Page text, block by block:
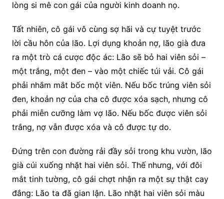
lòng si mê con gái của người kinh doanh nọ.
Tất nhiên, cô gái vô cùng sợ hãi và cự tuyệt trước
lời cầu hôn của lão. Lợi dụng khoản nợ, lão già đưa
ra một trò cá cược độc ác: Lão sẽ bỏ hai viên sỏi –
một trắng, một đen – vào một chiếc túi vải. Cô gái
phải nhắm mắt bốc một viên. Nếu bốc trúng viên sỏi
đen, khoản nợ của cha cô được xóa sạch, nhưng cô
phải miễn cưỡng làm vợ lão. Nếu bốc được viên sỏi
trắng, nợ vẫn được xóa và cô được tự do.
Đứng trên con đường rải đầy sỏi trong khu vườn, lão
già cúi xuống nhặt hai viên sỏi. Thế nhưng, với đôi
mắt tinh tường, cô gái chợt nhận ra một sự thật cay
đắng: Lão ta đã gian lận. Lão nhặt hai viên sỏi màu